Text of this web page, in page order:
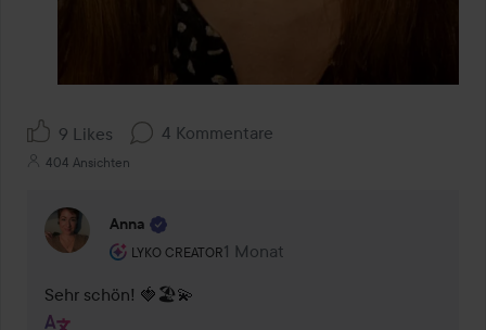
9 Likes 4 Kommentare
404 Ansichten
Anna
LYKO CREATOR
Rolle des Benutzers: Lyko Creator.
1 Monat
Kommentaren lades 1 Monat
Sehr schön! 🍓🏖️💫